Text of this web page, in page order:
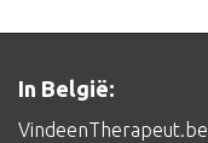
In België:
VindeenTherapeut.be